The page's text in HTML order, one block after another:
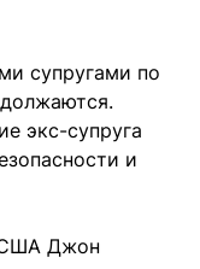
супругами по
экс-супруга
и
США Джон